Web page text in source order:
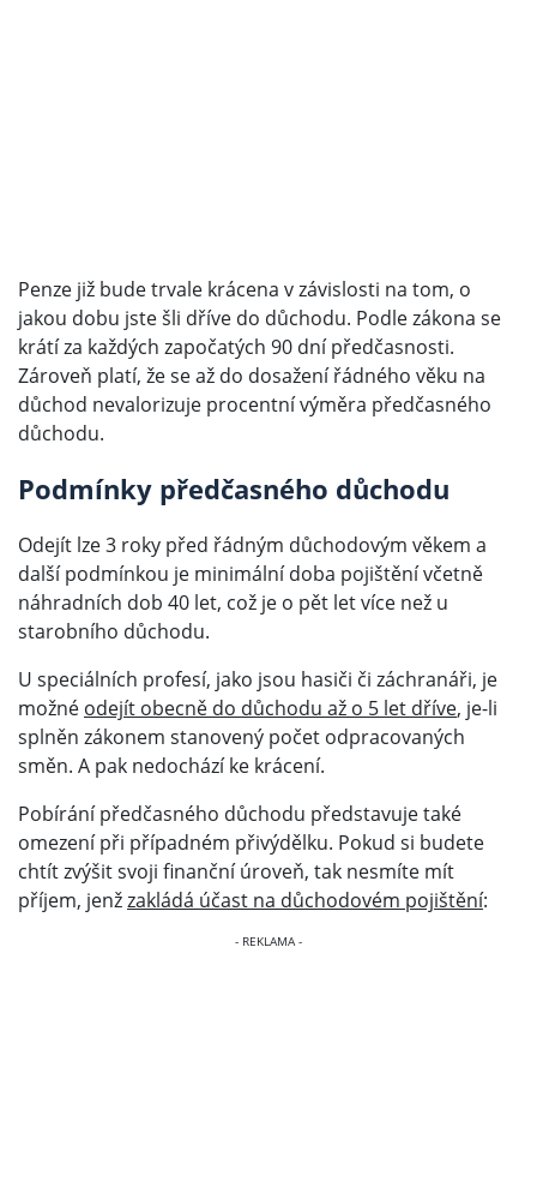
Penze již bude trvale krácena v závislosti na tom, o
jakou dobu jste šli dříve do důchodu. Podle zákona se
krátí za každých započatých 90 dní předčasnosti.
Zároveň platí, že se až do dosažení řádného věku na
důchod nevalorizuje procentní výměra předčasného
důchodu.
Podmínky předčasného důchodu
Odejít lze 3 roky před řádným důchodovým věkem a
další podmínkou je minimální doba pojištění včetně
náhradních dob 40 let, což je o pět let více než u
starobního důchodu.
U speciálních profesí, jako jsou hasiči či záchranáři, je
možné odejít obecně do důchodu až o 5 let dříve, je-li
splněn zákonem stanovený počet odpracovaných
směn. A pak nedochází ke krácení.
Pobírání předčasného důchodu představuje také
omezení při případném přivýdělku. Pokud si budete
chtít zvýšit svoji finanční úroveň, tak nesmíte mít
příjem, jenžzakládá účast na důchodovém pojištění: